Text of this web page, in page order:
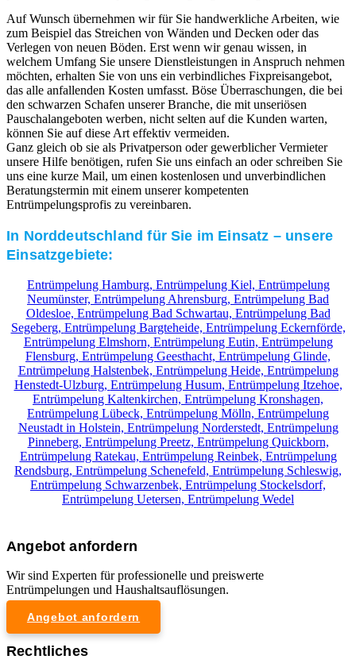
Auf Wunsch übernehmen wir für Sie handwerkliche Arbeiten, wie
zum Beispiel das Streichen von Wänden und Decken oder das
Verlegen von neuen Böden. Erst wenn wir genau wissen, in
welchem Umfang Sie unsere Dienstleistungen in Anspruch nehmen
möchten, erhalten Sie von uns ein verbindliches Fixpreisangebot,
das alle anfallenden Kosten umfasst. Böse Überraschungen, die bei
den schwarzen Schafen unserer Branche, die mit unseriösen
Pauschalangeboten werben, nicht selten auf die Kunden warten,
können Sie auf diese Art effektiv vermeiden.
Ganz gleich ob sie als Privatperson oder gewerblicher Vermieter
unsere Hilfe benötigen, rufen Sie uns einfach an oder schreiben Sie
uns eine kurze Mail, um einen kostenlosen und unverbindlichen
Beratungstermin mit einem unserer kompetenten
Entrümpelungsprofis zu vereinbaren.
In Norddeutschland für Sie im Einsatz – unsere
Einsatzgebiete:
Entrümpelung Hamburg, Entrümpelung Kiel, Entrümpelung
Neumünster, Entrümpelung Ahrensburg, Entrümpelung Bad
Oldesloe, Entrümpelung Bad Schwartau, Entrümpelung Bad
Segeberg, Entrümpelung Bargteheide, Entrümpelung Eckernförde,
Entrümpelung Elmshorn, Entrümpelung Eutin, Entrümpelung
Flensburg, Entrümpelung Geesthacht, Entrümpelung Glinde,
Entrümpelung Halstenbek, Entrümpelung Heide, Entrümpelung
Henstedt-Ulzburg, Entrümpelung Husum, Entrümpelung Itzehoe,
Entrümpelung Kaltenkirchen, Entrümpelung Kronshagen,
Entrümpelung Lübeck, Entrümpelung Mölln, Entrümpelung
Neustadt in Holstein, Entrümpelung Norderstedt, Entrümpelung
Pinneberg, Entrümpelung Preetz, Entrümpelung Quickborn,
Entrümpelung Ratekau, Entrümpelung Reinbek, Entrümpelung
Rendsburg, Entrümpelung Schenefeld, Entrümpelung Schleswig,
Entrümpelung Schwarzenbek, Entrümpelung Stockelsdorf,
Entrümpelung Uetersen, Entrümpelung Wedel
Angebot anfordern
Wir sind Experten für professionelle und preiswerte
Entrümpelungen und Haushaltsauflösungen.
Angebot anfordern
Rechtliches